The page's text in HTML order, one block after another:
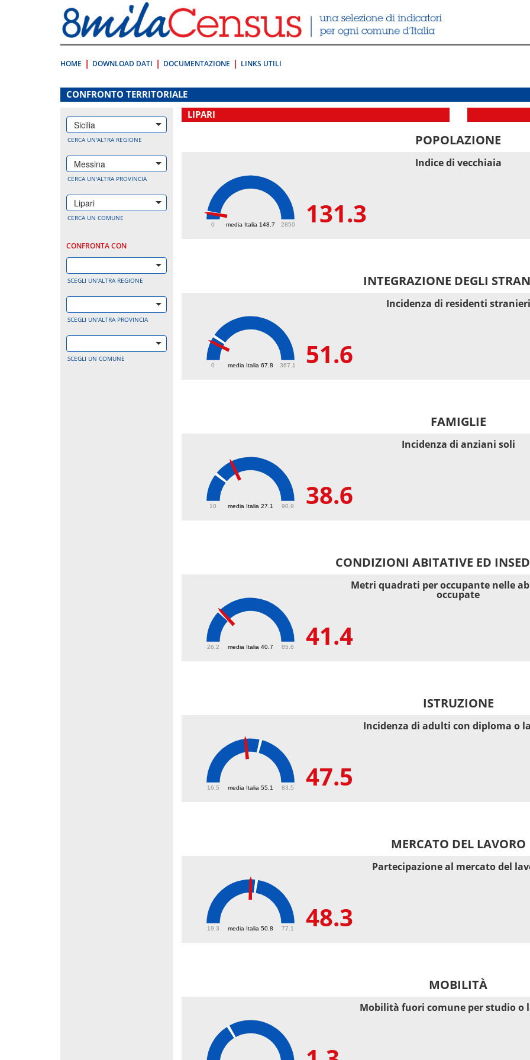
direttamente
a:
Contenuto
HOME DOWNLOAD DATI DOCUMENTAZIONE LINKS UTILI
.
CONFRONTO TERRITORIALE
Sicilia
CERCA UN'ALTRA REGIONE
Messina
CERCA UN'ALTRA PROVINCIA
Lipari
CERCA UN COMUNE
CONFRONTA CON
SCEGLI UN'ALTRA REGIONE
SCEGLI UN'ALTRA PROVINCIA
SCEGLI UN COMUNE
LIPARI
POPOLAZIONE
media Italia 148.7
0 2850 131.3
Indice di vecchiaia
INTEGRAZIONE DEGLI
media Italia 67.8
0 367.1 51.6
Incidenza di residenti stranieri
FAMIGLIE
media Italia 27.1
10 90.9 38.6
Incidenza di anziani soli
CONDIZIONI ABITATIVE ED
media Italia 40.7
26.2 85.6 41.4
Metri quadrati per occupante nelle
occupate
ISTRUZIONE
media Italia 55.1
16.5 83.5 47.5
Incidenza di adulti con diploma o
MERCATO DEL LAVORO
media Italia 50.8
19.3 77.1 48.3
Partecipazione al mercato del
MOBILITÀ
Mobilità fuori comune per studio o